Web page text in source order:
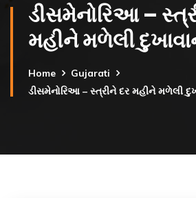
ડીસમેનોરિઆ –
મહીને મળેલી
Home
Gujarati
ડીસમેનોરિઆ – સ્ત્રીને દર મહીને મળેલી